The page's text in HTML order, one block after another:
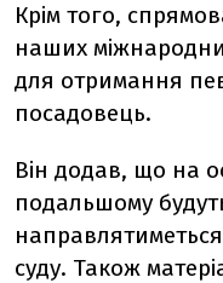
Крім того,
наших
для отримання
посадовець.
Він додав, що на
подальшому
суду. Також